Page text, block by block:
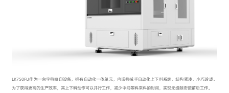
LK750FU作为一台字符喷印设备，拥有自动化一体单元，内嵌机械手自动化上下料系统，结构紧凑，小巧玲珑。
为了获得更高的生产效率，其上下料动作可以并行工作，减少中间等料来料的时间，实现无缝隙衔接前后工作。